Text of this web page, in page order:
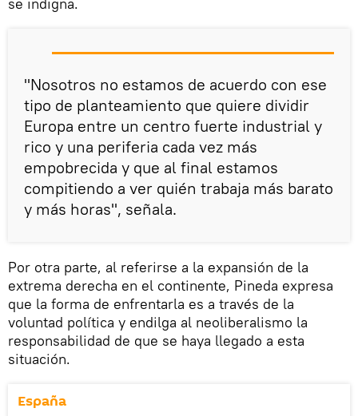
"Nosotros no estamos de acuerdo con ese
tipo de planteamiento que quiere dividir
Europa entre un centro fuerte industrial y
rico y una periferia cada vez más
empobrecida y que al final estamos
compitiendo a ver quién trabaja más barato
y más horas", señala.
Por otra parte, al referirse a la expansión de la
extrema derecha en el continente, Pineda expresa
que la forma de enfrentarla es a través de la
voluntad política y endilga al neoliberalismo la
responsabilidad de que se haya llegado a esta
situación.
España